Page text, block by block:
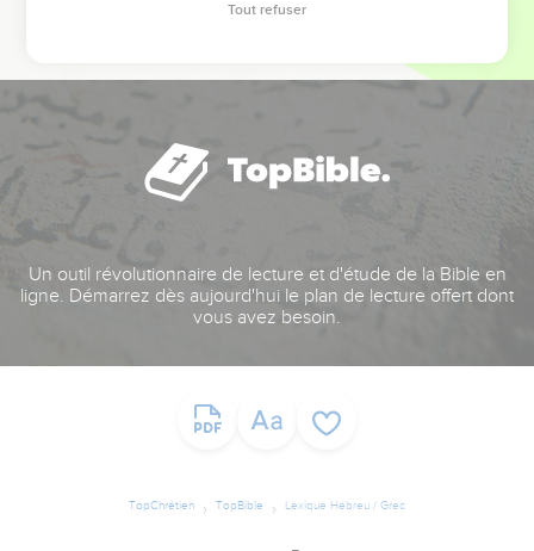
Un outil révolutionnaire de lecture et d'étude de la Bible en
ligne. Démarrez dès aujourd'hui le plan de lecture offert dont
vous avez besoin.
TopChrétien TopBible Lexique Hébreu / Grec
Tout refuser